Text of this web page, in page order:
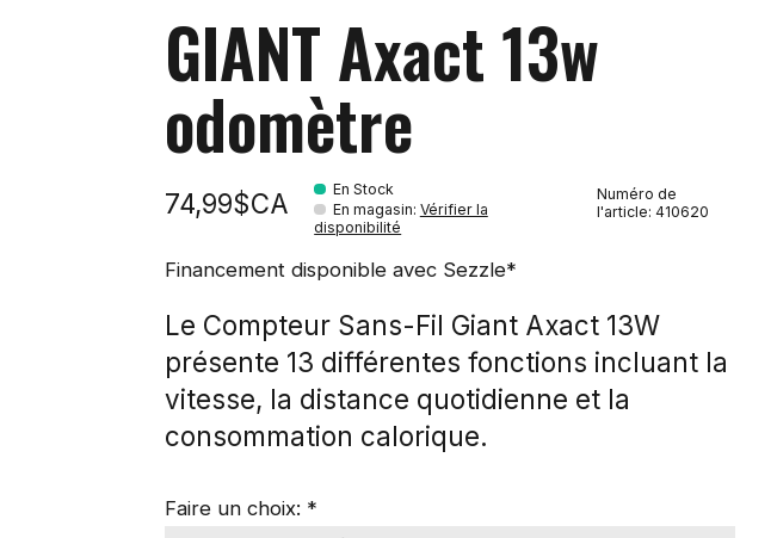
GIANT Axact 13w
odomètre
74,99$CA
En Stock
En magasin: Vérifier la
disponibilité
Numéro de
l'article: 410620
Financement disponible avec Sezzle*
Le Compteur Sans-Fil Giant Axact 13W
présente 13 différentes fonctions incluant la
vitesse, la distance quotidienne et la
consommation calorique.
Faire un choix: *